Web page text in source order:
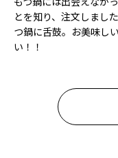
とを知り、注文しまし
つ鍋に舌鼓。お美味し
い！！